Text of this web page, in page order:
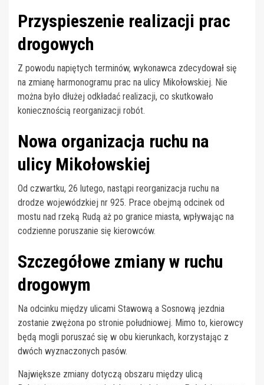
Przyspieszenie realizacji prac
drogowych
Z powodu napiętych terminów, wykonawca zdecydował się
na zmianę harmonogramu prac na ulicy Mikołowskiej. Nie
można było dłużej odkładać realizacji, co skutkowało
koniecznością reorganizacji robót.
Nowa organizacja ruchu na
ulicy Mikołowskiej
Od czwartku, 26 lutego, nastąpi reorganizacja ruchu na
drodze wojewódzkiej nr 925. Prace obejmą odcinek od
mostu nad rzeką Rudą aż po granice miasta, wpływając na
codzienne poruszanie się kierowców.
Szczegółowe zmiany w ruchu
drogowym
Na odcinku między ulicami Stawową a Sosnową jezdnia
zostanie zwężona po stronie południowej. Mimo to, kierowcy
będą mogli poruszać się w obu kierunkach, korzystając z
dwóch wyznaczonych pasów.
Największe zmiany dotyczą obszaru między ulicą